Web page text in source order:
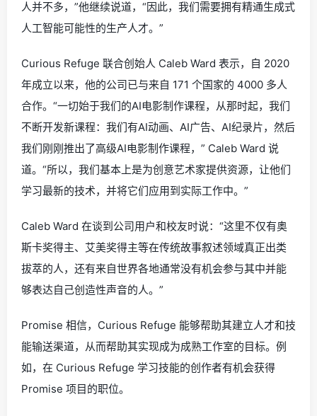
人并不多，”他继续说道，“因此，我们需要拥有精通生成式
人工智能可能性的生产人才。”
Curious Refuge 联合创始人 Caleb Ward 表示，自 2020
年成立以来，他的公司已与来自 171 个国家的 4000 多人
合作。“一切始于我们的AI电影制作课程，从那时起，我们
不断开发新课程：我们有AI动画、AI广告、AI纪录片，然后
我们刚刚推出了高级AI电影制作课程，” Caleb Ward 说
道。“所以，我们基本上是为创意艺术家提供资源，让他们
学习最新的技术，并将它们应用到实际工作中。”
Caleb Ward 在谈到公司用户和校友时说：“这里不仅有奥
斯卡奖得主、艾美奖得主等在传统故事叙述领域真正出类
拔萃的人，还有来自世界各地通常没有机会参与其中并能
够表达自己创造性声音的人。”
Promise 相信，Curious Refuge 能够帮助其建立人才和技
能输送渠道，从而帮助其实现成为成熟工作室的目标。例
如，在 Curious Refuge 学习技能的创作者有机会获得
Promise 项目的职位。